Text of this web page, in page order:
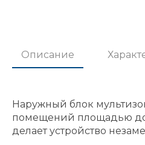
Описание
Наружный блок
помещений площадью до
делает устройство